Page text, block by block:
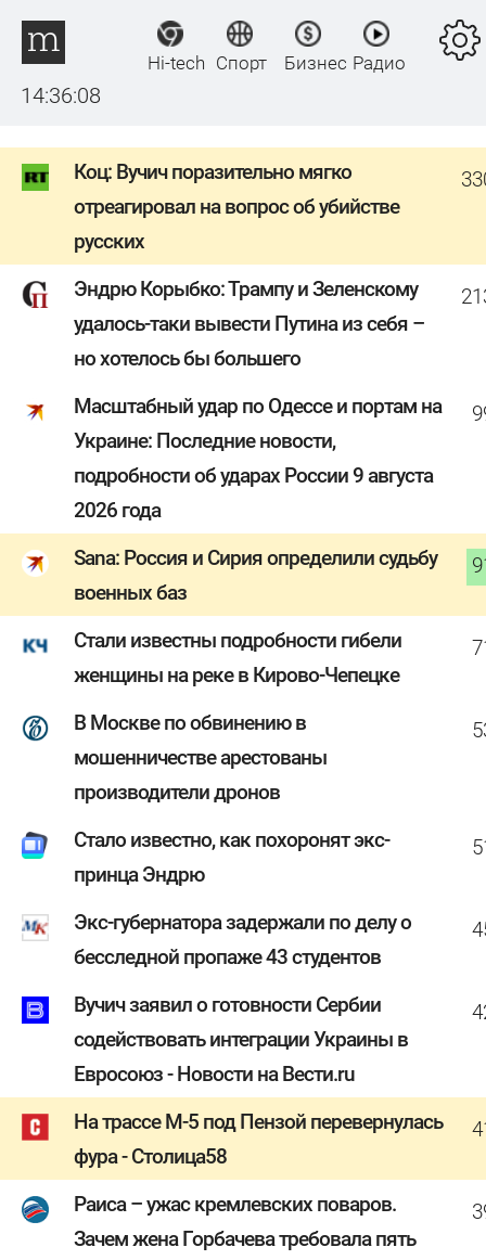
14:36:08
Hi-tech Спорт Бизнес Радио
Коц: Вучич поразительно мягко
отреагировал на вопрос об убийстве
русских
Эндрю Корыбко: Трампу и Зеленскому
удалось-таки вывести Путина из себя –
но хотелось бы большего
Масштабный удар по Одессе и портам на
Украине: Последние новости,
подробности об ударах России 9 августа
2026 года
Sana: Россия и Сирия определили судьбу
военных баз
Стали известны подробности гибели
женщины на реке в Кирово-Чепецке
В Москве по обвинению в
мошенничестве арестованы
производители дронов
Стало известно, как похоронят экс-
принца Эндрю
Экс-губернатора задержали по делу о
бесследной пропаже 43 студентов
Вучич заявил о готовности Сербии
содействовать интеграции Украины в
Евросоюз - Новости на Вести.ru
На трассе М-5 под Пензой перевернулась
фура - Столица58
Раиса – ужас кремлевских поваров.
Зачем жена Горбачева требовала пять